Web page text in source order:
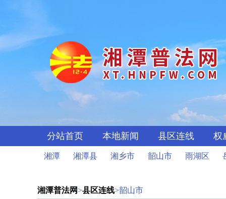
分站首页 本地新闻 县区连线 权
湘潭 湘潭县 湘乡市 韶山市 雨湖区
湘潭普法网>县区连线>韶山市